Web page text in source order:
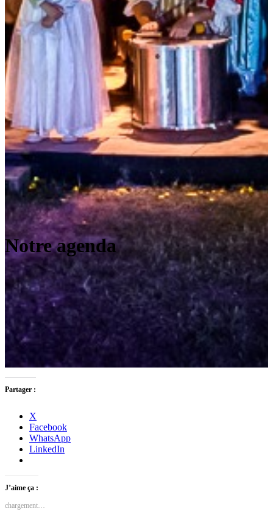
Notre agenda
Partager :
X
Facebook
WhatsApp
LinkedIn
J’aime ça :
chargement…